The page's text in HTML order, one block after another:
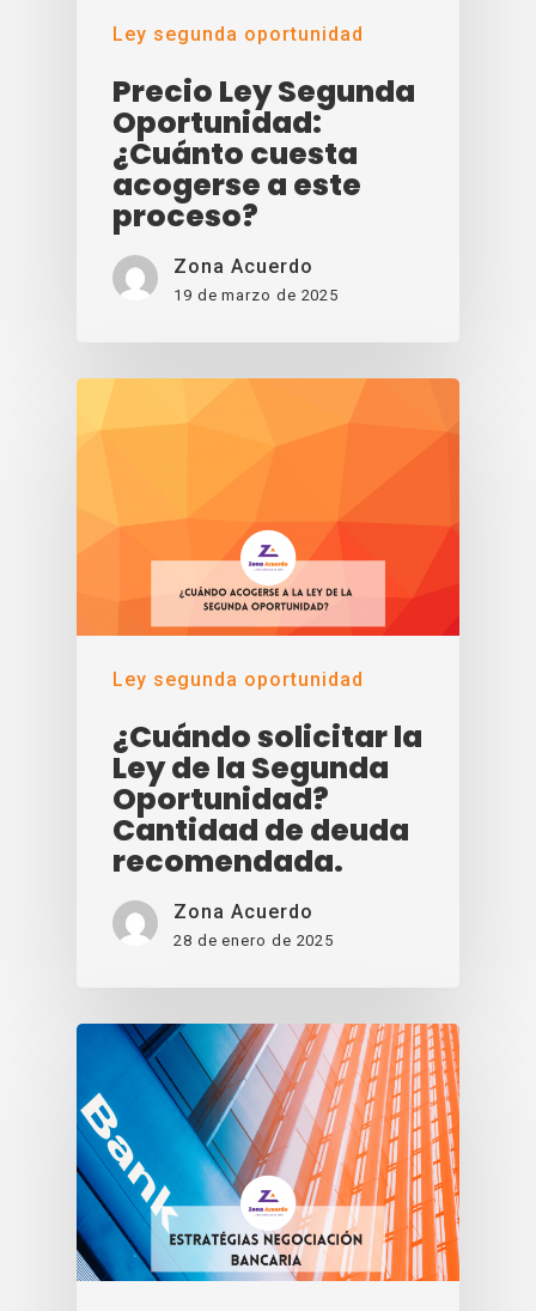
Ley segunda oportunidad
Precio Ley Segunda
Oportunidad:
¿Cuánto cuesta
acogerse a este
proceso?
Zona Acuerdo
19 de marzo de 2025
Ley segunda oportunidad
¿Cuándo solicitar la
Ley de la Segunda
Oportunidad?
Cantidad de deuda
recomendada.
Zona Acuerdo
28 de enero de 2025